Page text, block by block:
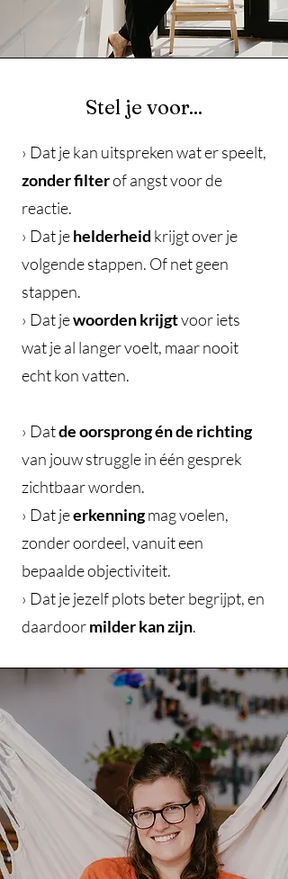
Stel je voor...
› Dat je kan uitspreken wat er speelt,
zonder filterof angst voor de
reactie.
› Dat jehelderheid krijgt over je
volgende stappen. Of net geen
stappen.
› Dat jewoorden krijgtvoor iets
wat je al langer voelt, maar nooit
echt kon vatten.
› Datde oorsprong én de richting
van jouw struggle in één gesprek
zichtbaar worden.
› Dat jeerkenningmag voelen,
zonder oordeel, vanuit een
bepaalde objectiviteit.
› Dat je jezelf plots beter begrijpt, en
daardoormilder kan zijn.